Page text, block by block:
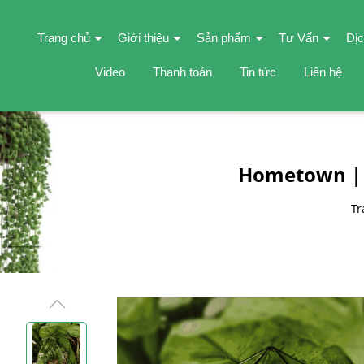
Trang chủ Giới thiệu Sản phẩm Tư Vấn
Video Thanh toán Tin tức Liên hệ
Hometown